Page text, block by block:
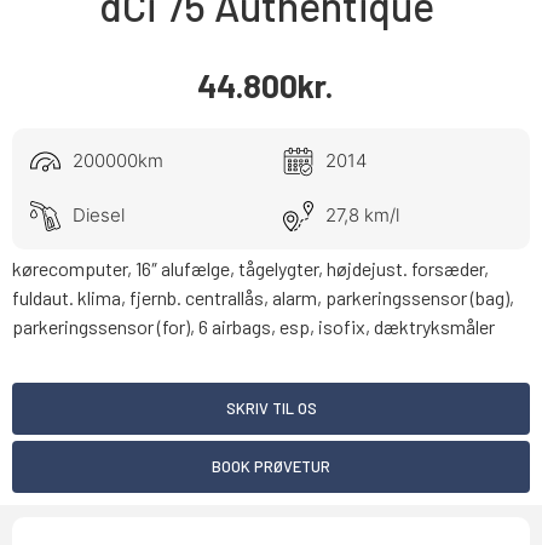
44.800kr.
200000km 2014
Diesel 27,8 km/l
kørecomputer, 16″ alufælge, tågelygter, højdejust. forsæder,
fuldaut. klima, fjernb. centrallås, alarm, parkeringssensor (bag),
parkeringssensor (for), 6 airbags, esp, isofix, dæktryksmåler
SKRIV TIL OS
BOOK PRØVETUR